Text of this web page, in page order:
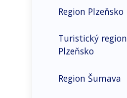
Bydlení
Obyvatelstvo
Region Plzeňsko
Turistický region
Plzeňsko
Region Šumava